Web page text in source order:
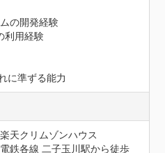
の開発経験
利用経験
に準ずる能力
天クリムゾンハウス
鉄各線 二子玉川駅から徒歩